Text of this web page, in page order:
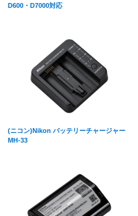
D600・D7000対応
(ニコン)Nikon バッテリーチャージャー
MH-33